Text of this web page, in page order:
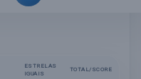
ESTRELAS
IGUAIS
TOTAL/SCORE